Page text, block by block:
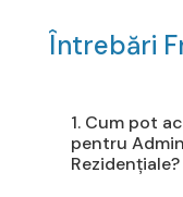
Întrebări
1. Cum pot
pentru
Rezidențiale?